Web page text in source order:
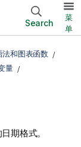
Search
菜
单
法和图表函数
量
期格式。